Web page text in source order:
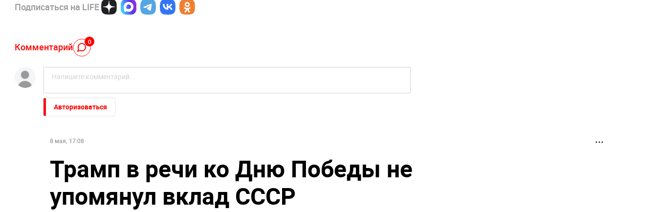
Подписаться на LIFE
Комментарий 0
Авторизоваться
8 мая, 17:08
Трамп в речи ко Дню Победы не
упомянул вклад СССР